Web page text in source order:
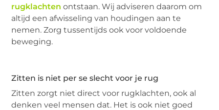
rugklachten ontstaan. Wij adviseren daarom om
altijd een afwisseling van houdingen aan te
nemen. Zorg tussentijds ook voor voldoende
beweging.
Zitten is niet per se slecht voor je rug
Zitten zorgt niet direct voor rugklachten, ook al
denken veel mensen dat. Het is ook niet goed